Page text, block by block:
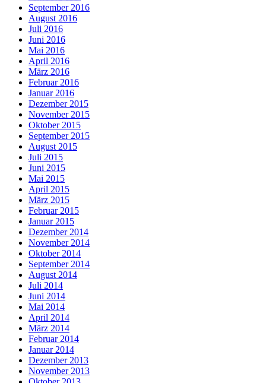
September 2016
August 2016
Juli 2016
Juni 2016
Mai 2016
April 2016
März 2016
Februar 2016
Januar 2016
Dezember 2015
November 2015
Oktober 2015
September 2015
August 2015
Juli 2015
Juni 2015
Mai 2015
April 2015
März 2015
Februar 2015
Januar 2015
Dezember 2014
November 2014
Oktober 2014
September 2014
August 2014
Juli 2014
Juni 2014
Mai 2014
April 2014
März 2014
Februar 2014
Januar 2014
Dezember 2013
November 2013